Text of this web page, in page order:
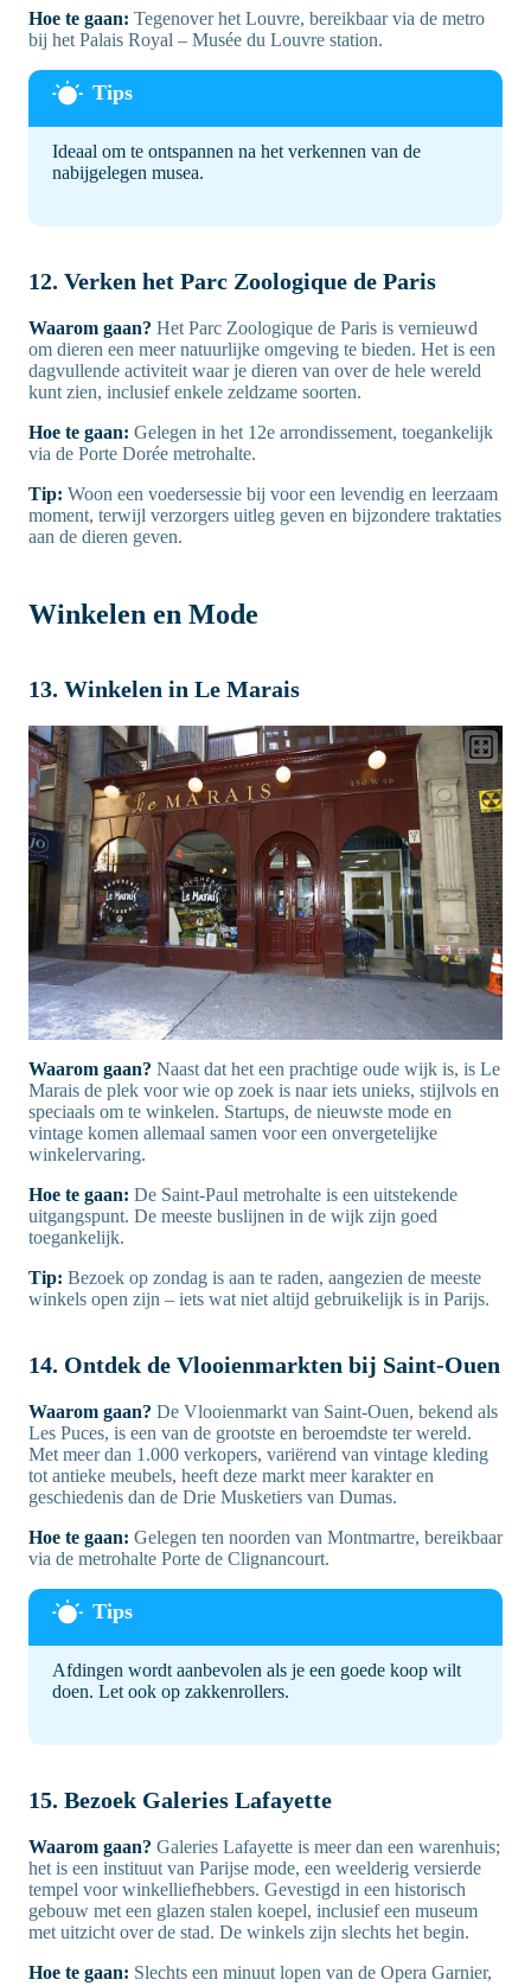
Hoe te gaan: Tegenover het Louvre, bereikbaar via de metro
bij het Palais Royal – Musée du Louvre station.
Ideaal om te ontspannen na het verkennen van de
nabijgelegen musea.
12. Verken het Parc Zoologique de Paris
Waarom gaan? Het Parc Zoologique de Paris is vernieuwd
om dieren een meer natuurlijke omgeving te bieden. Het is een
dagvullende activiteit waar je dieren van over de hele wereld
kunt zien, inclusief enkele zeldzame soorten.
Hoe te gaan: Gelegen in het 12e arrondissement, toegankelijk
via de Porte Dorée metrohalte.
Tip: Woon een voedersessie bij voor een levendig en leerzaam
moment, terwijl verzorgers uitleg geven en bijzondere traktaties
aan de dieren geven.
Winkelen en Mode
13. Winkelen in Le Marais
Waarom gaan? Naast dat het een prachtige oude wijk is, is Le
Marais de plek voor wie op zoek is naar iets unieks, stijlvols en
speciaals om te winkelen. Startups, de nieuwste mode en
vintage komen allemaal samen voor een onvergetelijke
winkelervaring.
Hoe te gaan: De Saint-Paul metrohalte is een uitstekende
uitgangspunt. De meeste buslijnen in de wijk zijn goed
toegankelijk.
Tip: Bezoek op zondag is aan te raden, aangezien de meeste
winkels open zijn – iets wat niet altijd gebruikelijk is in Parijs.
14. Ontdek de Vlooienmarkten bij Saint-Ouen
Waarom gaan? De Vlooienmarkt van Saint-Ouen, bekend als
Les Puces, is een van de grootste en beroemdste ter wereld.
Met meer dan 1.000 verkopers, variërend van vintage kleding
tot antieke meubels, heeft deze markt meer karakter en
geschiedenis dan de Drie Musketiers van Dumas.
Hoe te gaan: Gelegen ten noorden van Montmartre, bereikbaar
via de metrohalte Porte de Clignancourt.
Afdingen wordt aanbevolen als je een goede koop wilt
doen. Let ook op zakkenrollers.
15. Bezoek Galeries Lafayette
Waarom gaan? Galeries Lafayette is meer dan een warenhuis;
het is een instituut van Parijse mode, een weelderig versierde
tempel voor winkelliefhebbers. Gevestigd in een historisch
gebouw met een glazen stalen koepel, inclusief een museum
met uitzicht over de stad. De winkels zijn slechts het begin.
Hoe te gaan: Slechts een minuut lopen van de Opera Garnier,